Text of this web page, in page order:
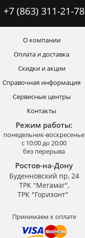
+7 (863) 311-21-78
О компании
Оплата и доставка
Скидки и акции
Справочная информация
Сервисные центры
Контакты
Режим работы:
понедельник-воскресенье
с 10:00 до 20:00
без перерыва
Ростов-на-Дону
Буденновский пр, 24
ТРК "Мегамаг",
ТРК "Горизонт"
Принимаем к оплате